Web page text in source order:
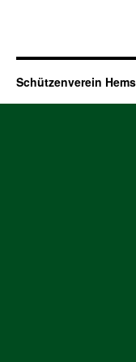
Schützenverein